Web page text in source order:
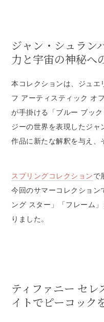
ジャン・シュラン
力と宇宙の神秘へ
本コレクションは、ジュエ
フ アーティスティック オ
が手掛ける「ブルー ブッ
ジーの世界を表現したジャ
作品に新たな解釈を与え、
スプリングコレクションで
今回のサマーコレクション
ング スター」「フレーム
りました。
ティファニー セ
イトでピーコック